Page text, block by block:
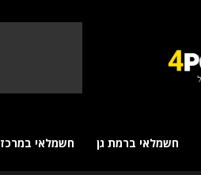
חשמלאי ברמת גן חשמלאי במרכז